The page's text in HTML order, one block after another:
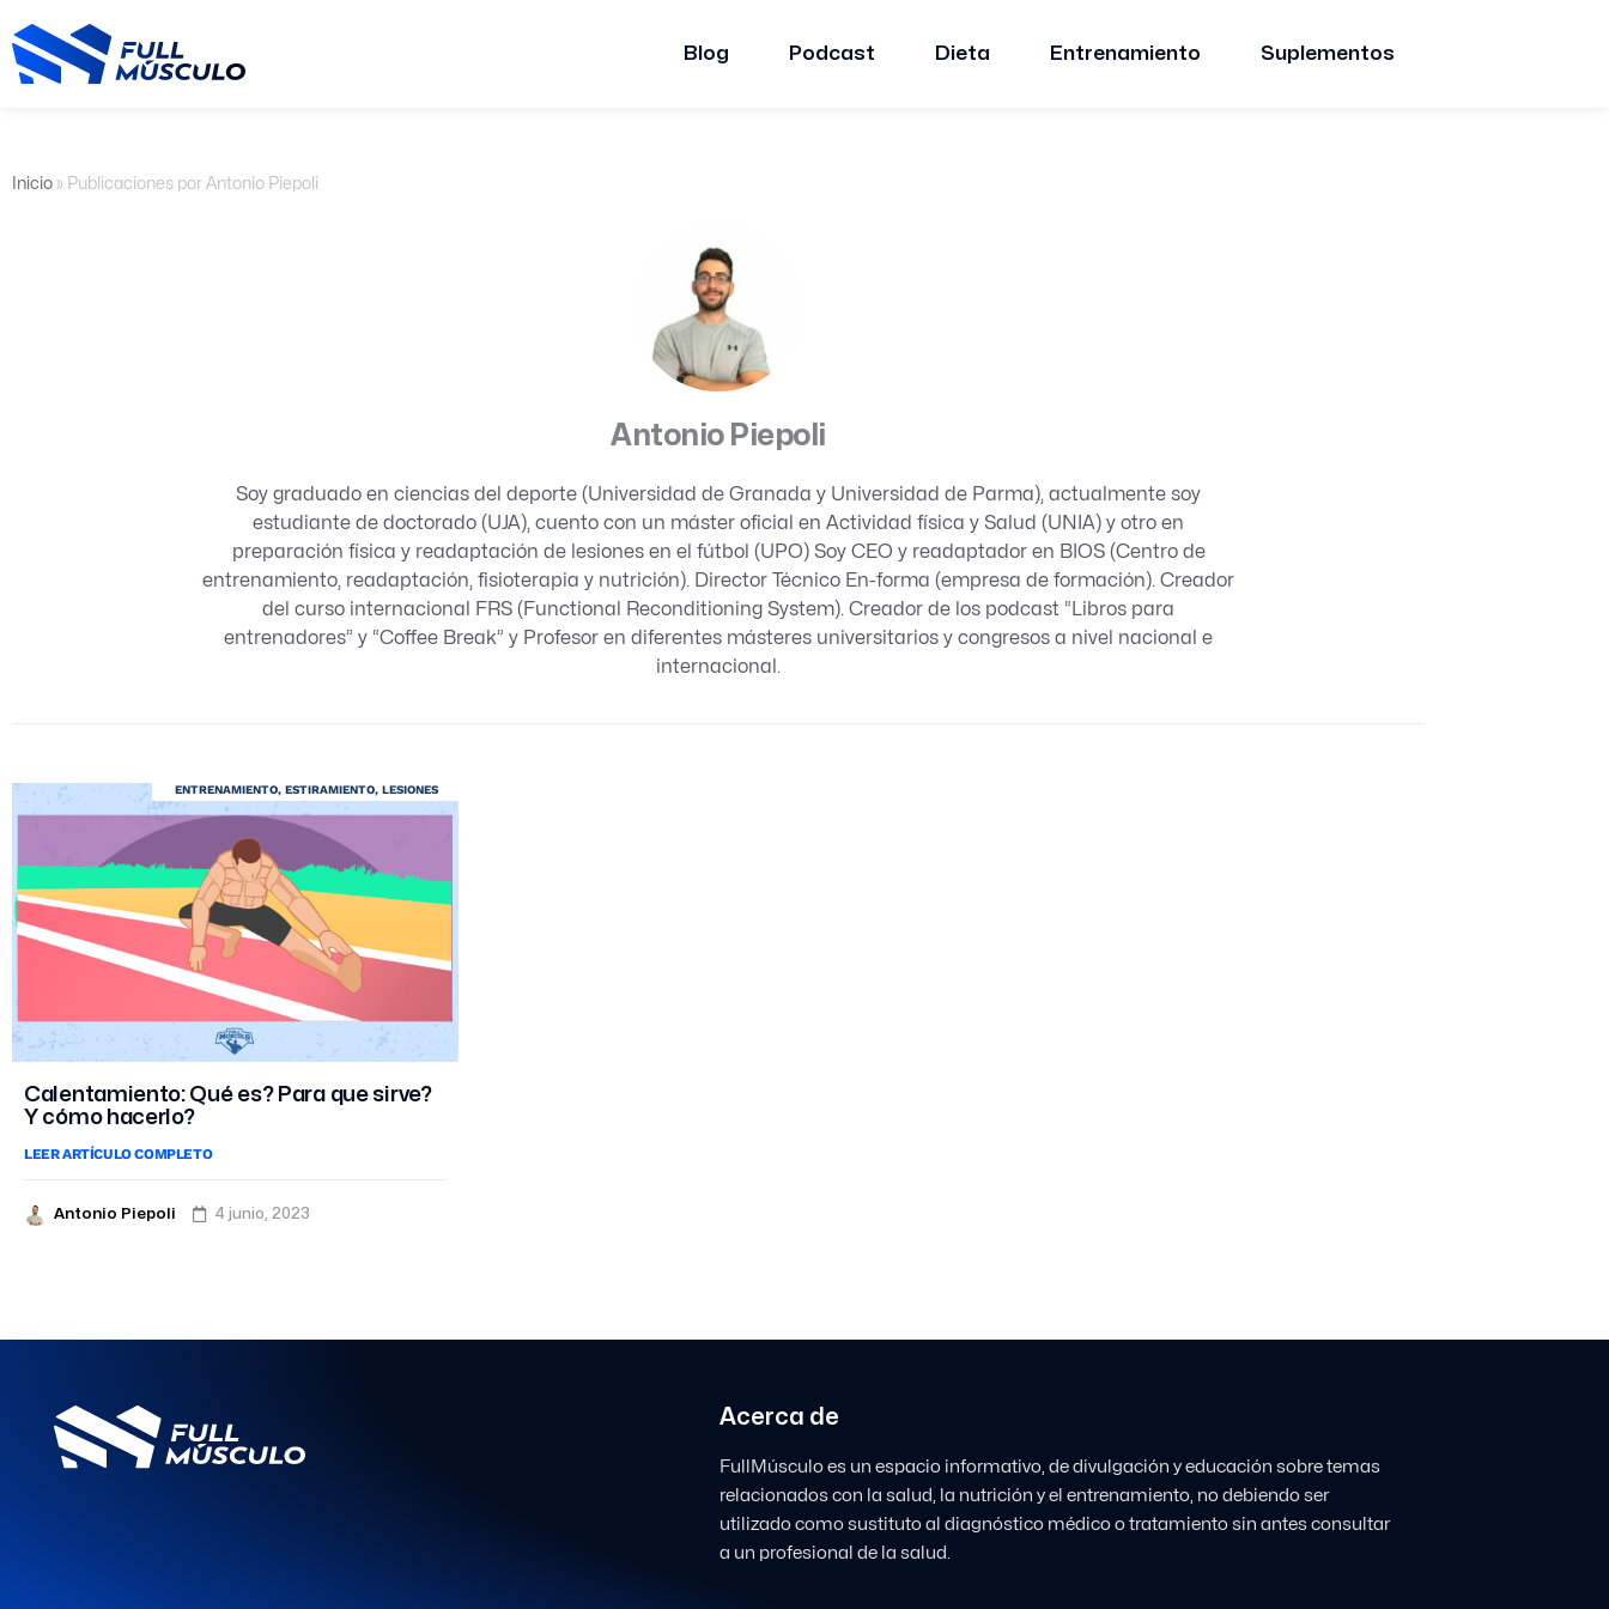
al
contenido
Blog Podcast Dieta Entrenamiento Suplementos
Inicio » Publicaciones por Antonio Piepoli
Antonio Piepoli
Soy graduado en ciencias del deporte (Universidad de Granada y Universidad de Parma), actualmente soy
estudiante de doctorado (UJA), cuento con un máster oficial en Actividad física y Salud (UNIA) y otro en
preparación física y readaptación de lesiones en el fútbol (UPO) Soy CEO y readaptador en BIOS (Centro de
entrenamiento, readaptación, fisioterapia y nutrición). Director Técnico En-forma (empresa de formación). Creador
del curso internacional FRS (Functional Reconditioning System). Creador de los podcast “Libros para
entrenadores” y “Coffee Break” y Profesor en diferentes másteres universitarios y congresos a nivel nacional e
internacional.
ENTRENAMIENTO,ESTIRAMIENTO,LESIONES
Calentamiento: Qué es? Para que sirve?
Y cómo hacerlo?
LEER ARTÍCULO COMPLETO
Antonio Piepoli 4 junio, 2023
Acerca de
FullMúsculo es un espacio informativo, de divulgación y educación sobre temas
relacionados con la salud, la nutrición y el entrenamiento, no debiendo ser
utilizado como sustituto al diagnóstico médico o tratamiento sin antes consultar
a un profesional de la salud.